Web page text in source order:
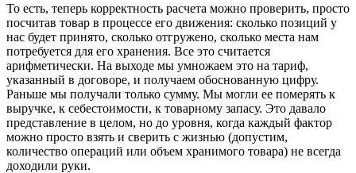
То есть, теперь корректность расчета можно проверить, просто
посчитав товар в процессе его движения: сколько позиций у
нас будет принято, сколько отгружено, сколько места нам
потребуется для его хранения. Все это считается
арифметически. На выходе мы умножаем это на тариф,
указанный в договоре, и получаем обоснованную цифру.
Раньше мы получали только сумму. Мы могли ее померять к
выручке, к себестоимости, к товарному запасу. Это давало
представление в целом, но до уровня, когда каждый фактор
можно просто взять и сверить с жизнью (допустим,
количество операций или объем хранимого товара) не всегда
доходили руки.